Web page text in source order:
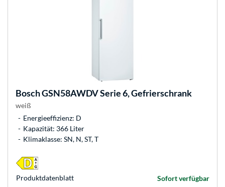
BoschGSN58AWDV Serie 6, Gefrierschrank
weiß
Energieeffizienz: D
Kapazität: 366 Liter
Klimaklasse: SN, N, ST, T
Sofort verfügbar
Produkt­datenblatt